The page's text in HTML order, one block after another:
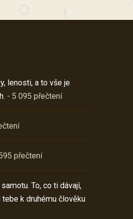
lenosti, a to vše je
- 5 095 přečtení
přečtení
To, co ti dávají,
k druhému člověku